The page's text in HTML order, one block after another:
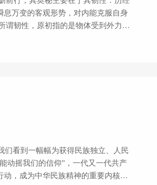
万变的客观形势，对内能克服自身
动摇我们的信仰”，一代又一代共产
，成为中华民族精神的重要内核。